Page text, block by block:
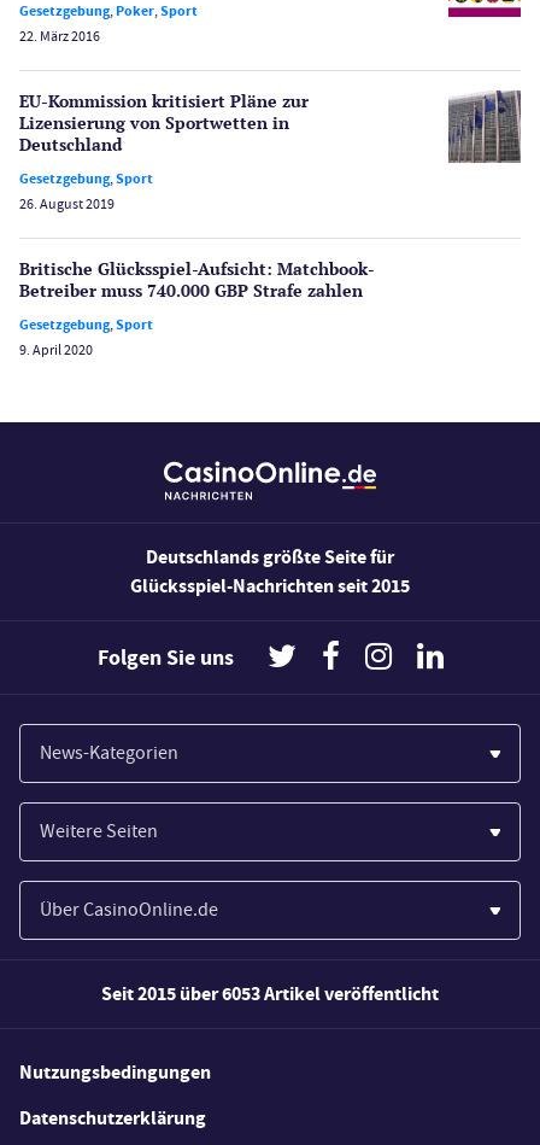
Spiele
Spielerschutz
Sport
Wetten
Wirtschaft
Casino Testberichte
Bonus Ohne Einzahlung
Gesetzgebung,Poker,Sport
22. März 2016
EU-Kommission kritisiert Pläne zur
Lizensierung von Sportwetten in
Deutschland
Gesetzgebung,Sport
26. August 2019
Britische Glücksspiel-Aufsicht: Matchbook-
Betreiber muss 740.000 GBP Strafe zahlen
Gesetzgebung,Sport
9. April 2020
Deutschlands größte Seite für
Glücksspiel-Nachrichten seit 2015
Folgen Sie uns
News-Kategorien
Casinos
Wirtschaft
Spiele
Weitere Seiten
Paypal Casinos
Novoline Casinos
Merkur Casinos
Casino Testberichte
Casino Bonus Angebote
Über CasinoOnline.de
Wie wir bewerten
FAQs
Seit 2015 über 6053 Artikel veröffentlicht
Nutzungsbedingungen
Datenschutzerklärung